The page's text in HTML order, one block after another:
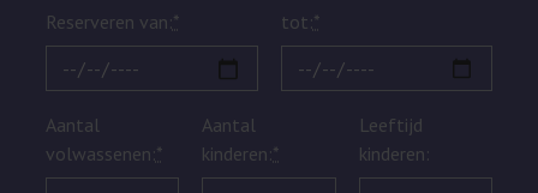
Reserveren van:* tot:*
Aantal
volwassenen:*
Aantal
kinderen:*
Leeftijd
kinderen: